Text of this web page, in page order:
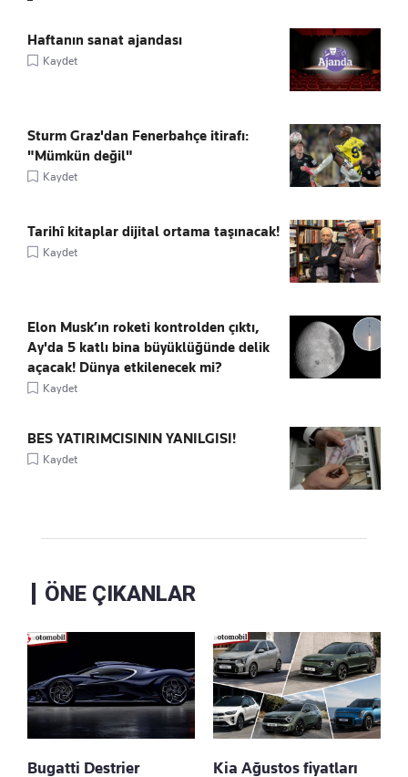
Haftanın sanat ajandası
Kaydet
Sturm Graz'dan Fenerbahçe itirafı:
"Mümkün değil"
Kaydet
Tarihî kitaplar dijital ortama taşınacak!
Kaydet
Elon Musk’ın roketi kontrolden çıktı,
Ay'da 5 katlı bina büyüklüğünde delik
açacak! Dünya etkilenecek mi?
Kaydet
BES YATIRIMCISININ YANILGISI!
Kaydet
ÖNE ÇIKANLAR
Bugatti Destrier
Kia Ağustos fiyatları